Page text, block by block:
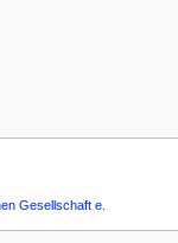
Gesellschaft e.